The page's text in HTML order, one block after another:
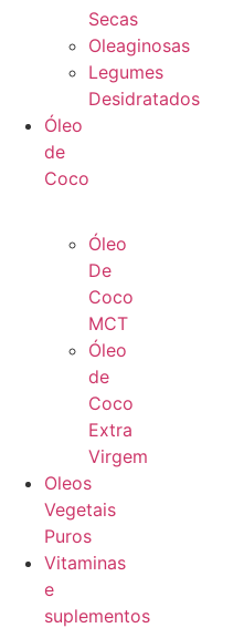
Secas
Oleaginosas
Legumes
Desidratados
Óleo
de
Coco
Óleo
De
Coco
MCT
Óleo
de
Coco
Extra
Virgem
Oleos
Vegetais
Puros
Vitaminas
e
suplementos